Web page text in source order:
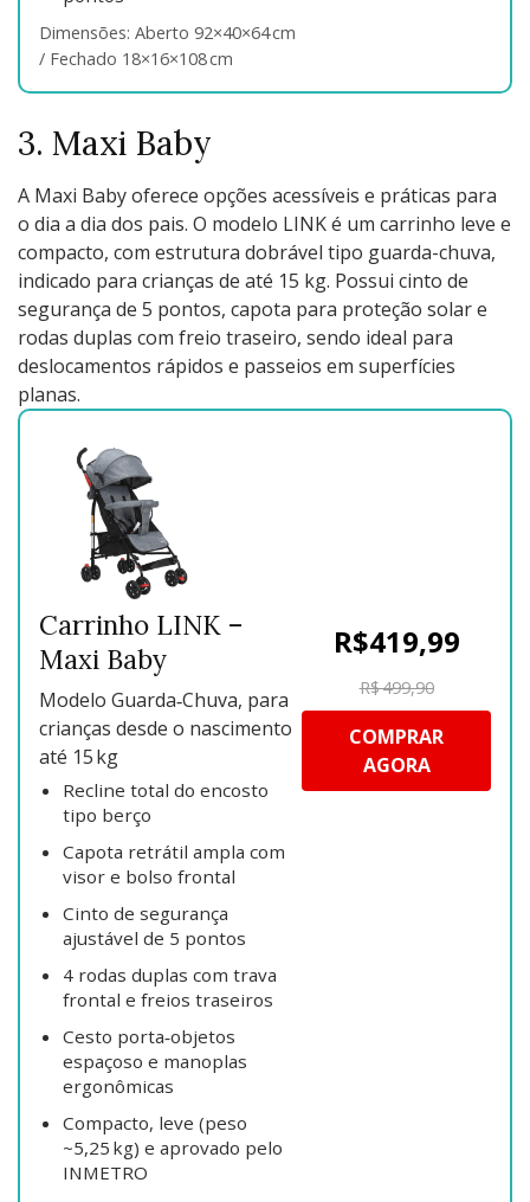
Dimensões: Aberto 92×40×64 cm
/ Fechado 18×16×108 cm
3. Maxi Baby
A Maxi Baby oferece opções acessíveis e práticas para
o dia a dia dos pais. O modelo LINK é um carrinho leve e
compacto, com estrutura dobrável tipo guarda-chuva,
indicado para crianças de até 15 kg. Possui cinto de
segurança de 5 pontos, capota para proteção solar e
rodas duplas com freio traseiro, sendo ideal para
deslocamentos rápidos e passeios em superfícies
planas.
Carrinho LINK –
Maxi Baby
Modelo Guarda‑Chuva, para
crianças desde o nascimento
até 15 kg
Recline total do encosto
tipo berço
Capota retrátil ampla com
visor e bolso frontal
Cinto de segurança
ajustável de 5 pontos
4 rodas duplas com trava
frontal e freios traseiros
Cesto porta‐objetos
espaçoso e manoplas
ergonômicas
Compacto, leve (peso
~5,25 kg) e aprovado pelo
INMETRO
R$419,99
R$ 499,90
COMPRAR
AGORA